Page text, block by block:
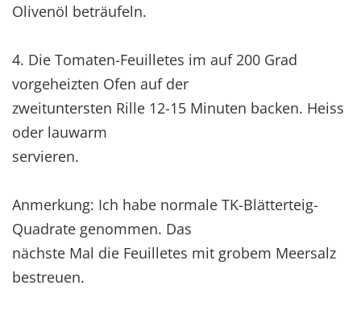
Olivenöl beträufeln.
4. Die Tomaten-Feuilletes im auf 200 Grad
vorgeheizten Ofen auf der
zweituntersten Rille 12-15 Minuten backen. Heiss
oder lauwarm
servieren.
Anmerkung: Ich habe normale TK-Blätterteig-
Quadrate genommen. Das
nächste Mal die Feuilletes mit grobem Meersalz
bestreuen.